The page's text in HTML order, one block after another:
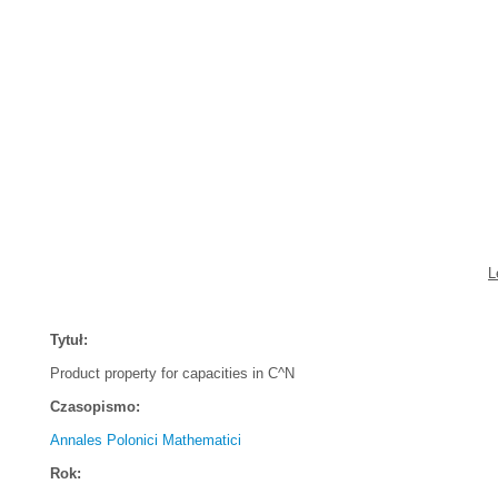
Tytuł:
Product property for capacities in C^N
Czasopismo:
Annales Polonici Mathematici
Rok: